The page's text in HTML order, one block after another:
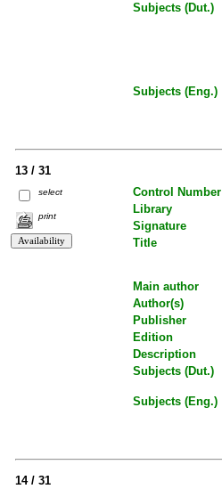
Subjects (Dut.)
Subjects (Eng.)
13 / 31
select
print
Control Number
Library
Signature
Title
Main author
Author(s)
Publisher
Edition
Description
Subjects (Dut.)
Subjects (Eng.)
14 / 31